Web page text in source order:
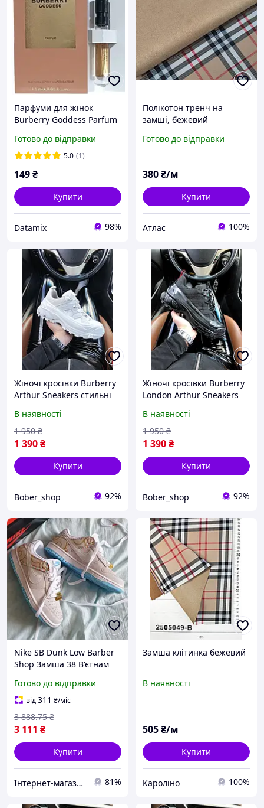
Парфуми для жінок
Burberry Goddess Parfum
Готово до відправки
5.0 (1)
149₴
Купити
Datamix 98%
Полікотон тренч на
замші, бежевий
Готово до відправки
380₴/м
Купити
Атлас 100%
Жіночі кросівки Burberry
Arthur Sneakers стильні
Бёрбері
В наявності
1 390₴
1 950 ₴
Купити
Bober_shop 92%
Жіночі кросівки Burberry
London Arthur Sneakers
шкіряні стильні кроси
В наявності
1 390₴
1 950 ₴
Купити
Bober_shop 92%
Nike SB Dunk Low Barber
Shop Замша 38 В'єтнам
для вуличного стилю
Готово до відправки
від311 ₴/міс
3 111 ₴
3 888.75 ₴
Купити
Інтернет-магазин Already Better 81%
Замша клітинка бежевий
В наявності
505₴/м
Купити
Кароліно 100%